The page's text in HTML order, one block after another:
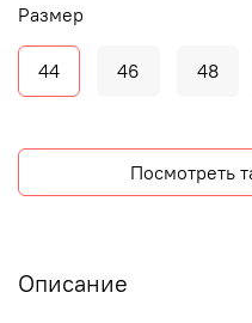
Размер
44 46 48
Посмотреть
Описание